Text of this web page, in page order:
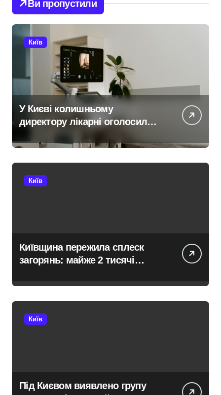
Ви пропустили
Київ
У Києві колишньому
директору лікарні оголосили
підозру через завищену ціну
на УЗД на 6 млн грн
Київ
Київщина пережила сплеск
загорянь: майже 2 тисячі
екосистемах
Київ
Під Києвом виявлено групу